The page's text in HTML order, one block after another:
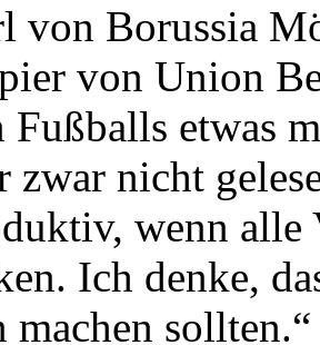
von Borussia
von Union
Fußballs etwas
zwar nicht
wenn alle
Ich denke,
machen